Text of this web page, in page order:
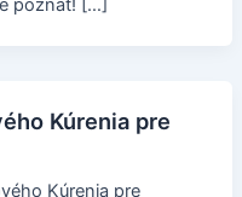
poznať! […]
Kúrenia pre
Kúrenia pre